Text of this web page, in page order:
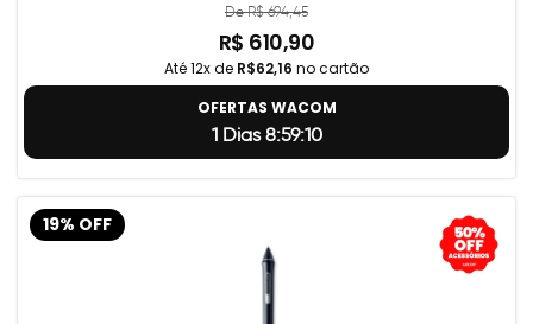
De R$ 694,45
R$ 610,90
Até 12x de R$62,16 no cartão
OFERTAS WACOM
1 Dias 8:59:9
19% OFF